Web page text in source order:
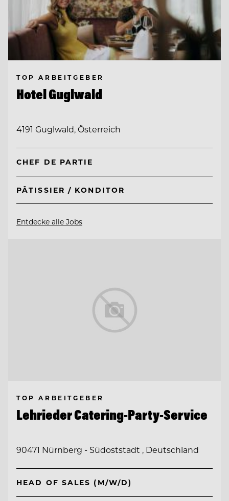
TOP ARBEITGEBER
Hotel Guglwald
4191 Guglwald, Österreich
CHEF DE PARTIE
PÂTISSIER / KONDITOR
Entdecke alle Jobs
TOP ARBEITGEBER
Lehrieder Catering-Party-Service
90471 Nürnberg - Südoststadt , Deutschland
HEAD OF SALES (M/W/D)